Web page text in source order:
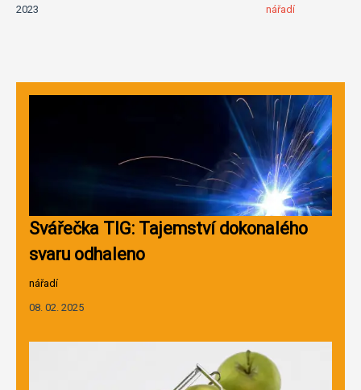
2023
nářadí
Svářečka TIG: Tajemství dokonalého
svaru odhaleno
nářadí
08. 02. 2025